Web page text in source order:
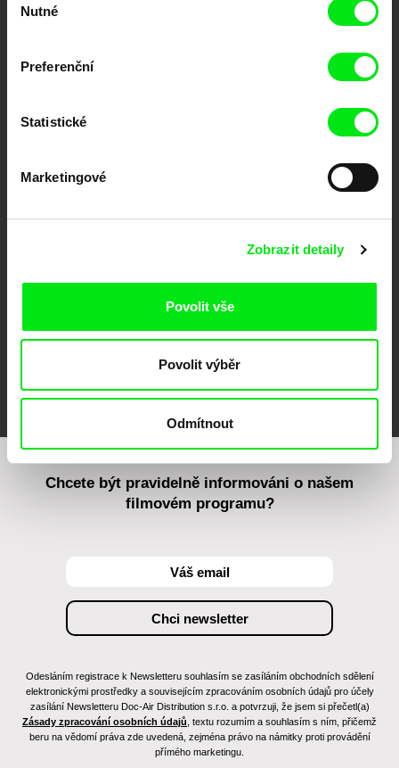
souhlasu
Nutné
Preferenční
Statistické
Marketingové
Zobrazit detaily
Povolit vše
Povolit výběr
Odmítnout
Against Gravity
MFDF Ji.hlava
Chcete být pravidelně informováni o našem
filmovém programu?
Odesláním registrace k Newsletteru souhlasím se zasíláním obchodních sdělení
elektronickými prostředky a souvisejícím zpracováním osobních údajů pro účely
zasílání Newsletteru Doc-Air Distribution s.r.o. a potvrzuji, že jsem si přečetl(a)
Zásady zpracování osobních údajů , textu rozumím a souhlasím s ním, přičemž
beru na vědomí práva zde uvedená, zejména právo na námitky proti provádění
přímého marketingu.